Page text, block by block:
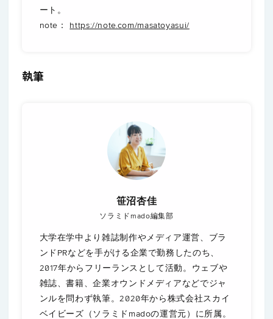
ート。
note： https://note.com/masatoyasui/
執筆
笹沼杏佳
ソラミドmado編集部
大学在学中より雑誌制作やメディア運営、ブラ
ンドPRなどを手がける企業で勤務したのち、
2017年からフリーランスとして活動。ウェブや
雑誌、書籍、企業オウンドメディアなどでジャ
ンルを問わず執筆。2020年から株式会社スカイ
ベイビーズ（ソラミドmadoの運営元）に所属。